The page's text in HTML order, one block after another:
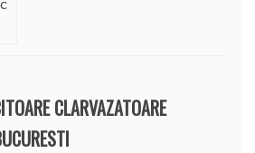
CLARVAZATOARE